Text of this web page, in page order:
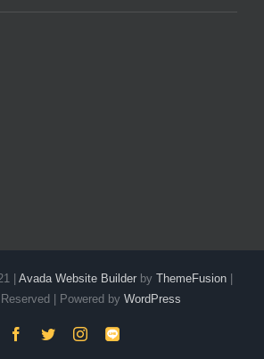
| Avada Website Builderby ThemeFusion|
| Powered by WordPress
Facebook
TwitterInstagram
LINE